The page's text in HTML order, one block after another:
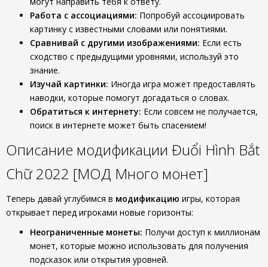
Работа с ассоциациями: Попробуй ассоциировать
картинку с известными словами или понятиями.
Сравнивай с другими изображениями: Если есть
сходство с предыдущими уровнями, используй это
знание.
Изучай картинки: Иногда игра может предоставлять
наводки, которые помогут догадаться о словах.
Обратиться к интернету: Если совсем не получается,
поиск в интернете может быть спасением!
Описание модификации Đuổi Hình Bắt
Chữ 2022 [МОД Много монет]
Теперь давай углубимся в модификацию игры, которая
открывает перед игроками новые горизонты:
Неограниченные монеты: Получи доступ к миллионам
монет, которые можно использовать для получения
подсказок или открытия уровней.